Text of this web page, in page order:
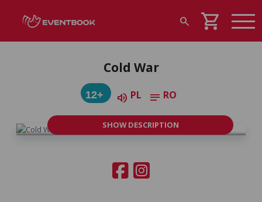
search shopping_cart
Cold War
12+ volume_up PL notes RO
SHOW DESCRIPTION